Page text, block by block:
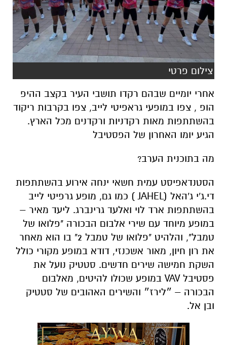
צילום פרטי
אחרי יומיים שבהם רקדו תושבי העיר בקצב ההיפ
הופ , צפו במופעי גראפיטי לייב, צפו בקרבות ריקוד
בהשתתפות מאות רקדניות ורקדנים מכל הארץ.
הגיע יומו האחרון של הפסטיבל
מה בתוכנית הערב?
הסטנדאפיסט עמית חשאי ינחה אירוע בהשתתפות
די.ג'י ג'האל (JAHEL ) כמו גם, מופע גרפיטי לייב
בהשתתפות ארד לוי ואלעד גרינברג. ליעד מאיר –
במופע מיוחד עם שירי אלבום הבכורה "פלואו של
טמבל", והלהיט "פלואו של טמבל 2" בו הוא מאחר
את רון חיון, מאור אשכנזי, דודא במופע מקורי כולל
השקת חמישה שירים חדשים. סטטיק נועל את
פסטיבל VAV במופע שכולו להיטים, מאלבום
הבכורה – ״לירז״ והשירים האהובים של סטטיק
ובן אל.